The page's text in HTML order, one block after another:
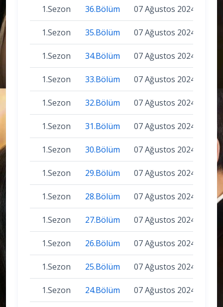
1.Sezon 36.Bölüm 07 Ağustos 2024
1.Sezon 35.Bölüm 07 Ağustos 2024
1.Sezon 34.Bölüm 07 Ağustos 2024
1.Sezon 33.Bölüm 07 Ağustos 2024
1.Sezon 32.Bölüm 07 Ağustos 2024
1.Sezon 31.Bölüm 07 Ağustos 2024
1.Sezon 30.Bölüm 07 Ağustos 2024
1.Sezon 29.Bölüm 07 Ağustos 2024
1.Sezon 28.Bölüm 07 Ağustos 2024
1.Sezon 27.Bölüm 07 Ağustos 2024
1.Sezon 26.Bölüm 07 Ağustos 2024
1.Sezon 25.Bölüm 07 Ağustos 2024
1.Sezon 24.Bölüm 07 Ağustos 2024